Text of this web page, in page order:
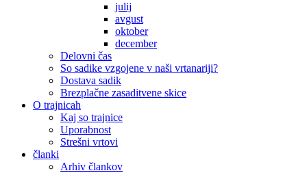
julij
avgust
oktober
december
Delovni čas
So sadike vzgojene v naši vrtanariji?
Dostava sadik
Brezplačne zasaditvene skice
O trajnicah
Kaj so trajnice
Uporabnost
Strešni vrtovi
članki
Arhiv člankov